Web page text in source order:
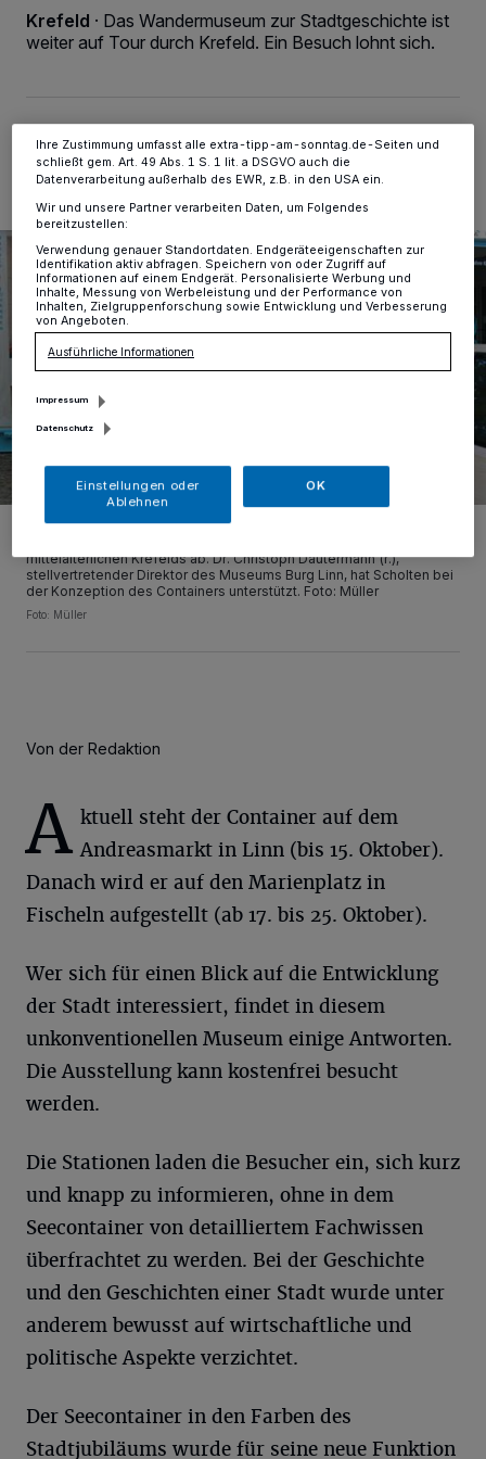
Krefeld · Das Wandermuseum zur Stadtgeschichte ist
weiter auf Tour durch Krefeld. Ein Besuch lohnt sich.
Am aufklappbaren Museumscontainer: Historiker John Leonard
mittelalterlichen Krefelds ab. Dr. Christoph Dautermann (r.),
stellvertretender Direktor des Museums Burg Linn, hat Scholten bei
der Konzeption des Containers unterstützt. Foto: Müller
Foto: Müller
Von der Redaktion
A ktuell steht der Container auf dem
Andreasmarkt in Linn (bis 15. Oktober).
Danach wird er auf den Marienplatz in
Fischeln aufgestellt (ab 17. bis 25. Oktober).
Wer sich für einen Blick auf die Entwicklung
der Stadt interessiert, findet in diesem
unkonventionellen Museum einige Antworten.
Die Ausstellung kann kostenfrei besucht
werden.
Die Stationen laden die Besucher ein, sich kurz
und knapp zu informieren, ohne in dem
Seecontainer von detailliertem Fachwissen
überfrachtet zu werden. Bei der Geschichte
und den Geschichten einer Stadt wurde unter
anderem bewusst auf wirtschaftliche und
politische Aspekte verzichtet.
Der Seecontainer in den Farben des
Stadtjubiläums wurde für seine neue Funktion
Zwecke. Wenn Tracker deaktiviert sind, sind manche Inhalte und
Anzeigen möglicherweise nicht mehr so relevant für Sie. Sie können
dieses Menü jederzeit wieder aufrufen, um Ihre Einstellungen zu
Ihre Zustimmung umfasst alle extra-tipp-am-sonntag.de-Seiten und
schließt gem. Art. 49 Abs. 1 S. 1 lit. a DSGVO auch die
Datenverarbeitung außerhalb des EWR, z.B. in den USA ein.
Wir und unsere Partner verarbeiten Daten, um Folgendes
bereitzustellen:
Verwendung genauer Standortdaten. Endgeräteeigenschaften zur
Identifikation aktiv abfragen. Speichern von oder Zugriff auf
Informationen auf einem Endgerät. Personalisierte Werbung und
Inhalte, Messung von Werbeleistung und der Performance von
Inhalten, Zielgruppenforschung sowie Entwicklung und Verbesserung
von Angeboten.
Ausführliche Informationen
Impressum
Datenschutz
Einstellungen oder
Ablehnen
OK